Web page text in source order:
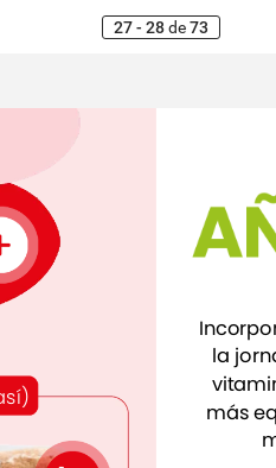
27 - 28 de 73
la
más